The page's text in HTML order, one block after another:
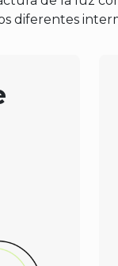
diferentes